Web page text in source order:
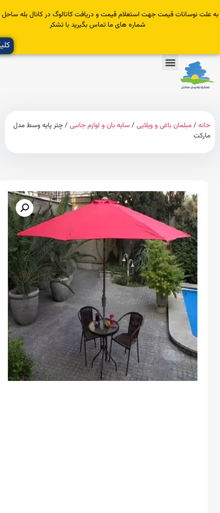
قیمت جهت استعلام قیمت و دریافت کاتالوگ در کانال بله ساحل عضو یا با
شماره های ما تماس بگیرید با تشکر
کلیک کنید
مبلمان باغی و ویلایی/سایه بان و لوازم جانبی/ چتر پایه وسط مدل